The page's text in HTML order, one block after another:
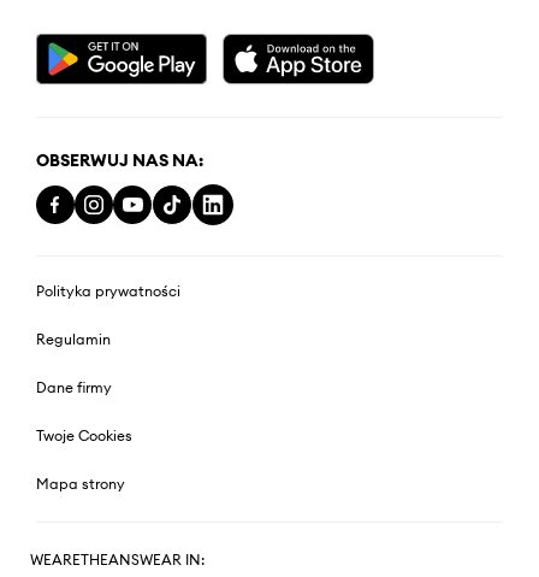
OBSERWUJ NAS NA:
Polityka prywatności
Regulamin
Dane firmy
Twoje Cookies
Mapa strony
WEARETHEANSWEAR IN: